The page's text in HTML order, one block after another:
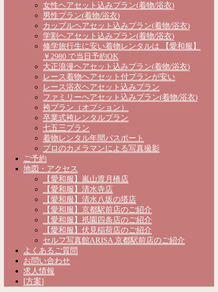
女性ヘアセット込みプラン(着物/浴衣)
男性プラン(着物/浴衣)
カップルヘアセット込みプラン(着物/浴衣)
学割ヘアセット込みプラン(着物/浴衣)
修学旅行生に安い着物レンタルは 【愛和服】
￥2980 で当日予約OK
大正浪漫ヘアセット込みプラン(着物/浴衣)
レース着物ヘアセット付プランが安い
レース浴衣ヘアセット込みプラン
ファミリーヘアセット込みプラン(着物/浴衣)
袴プラン（オプション）
卒業式袴レンタルプラン
七五三プラン
着物レンタル年間パスポート
プロのカメラマンによる写真撮影
ご予約
地図・アクセス
【愛和服】嵐山渡月橋店
【愛和服】清水寺店
【愛和服】清水八坂の塔店
【愛和服】京都駅前店のご紹介
【愛和服】祇園四条店のご紹介
【愛和服】伏見稲荷店のご紹介
セルフ写真館ARISA 京都駅前店のご紹介
よくあるご質問
お問い合わせ
求人情報
[方案]